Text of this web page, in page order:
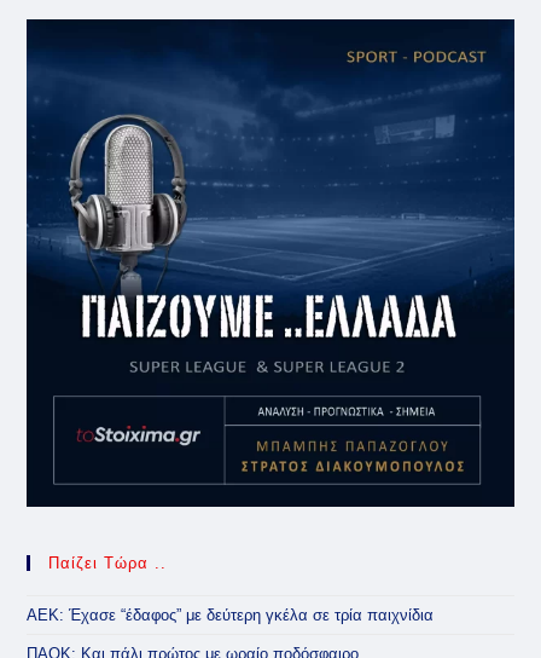
Παίζει Τώρα ..
ΑΕΚ: Έχασε “έδαφος” με δεύτερη γκέλα σε τρία παιχνίδια
ΠΑΟΚ: Και πάλι πρώτος με ωραίο ποδόσφαιρο